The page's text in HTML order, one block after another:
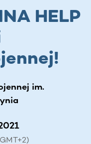
HELP
im.